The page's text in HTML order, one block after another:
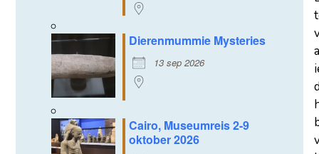
Dierenmummie Mysteries
13 sep 2026
Cairo, Museumreis 2-9
oktober 2026